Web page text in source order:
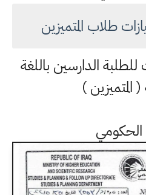
طلاب المتميزين
للطلبة الدارسين باللغة
( المتميزين )
الحكومي